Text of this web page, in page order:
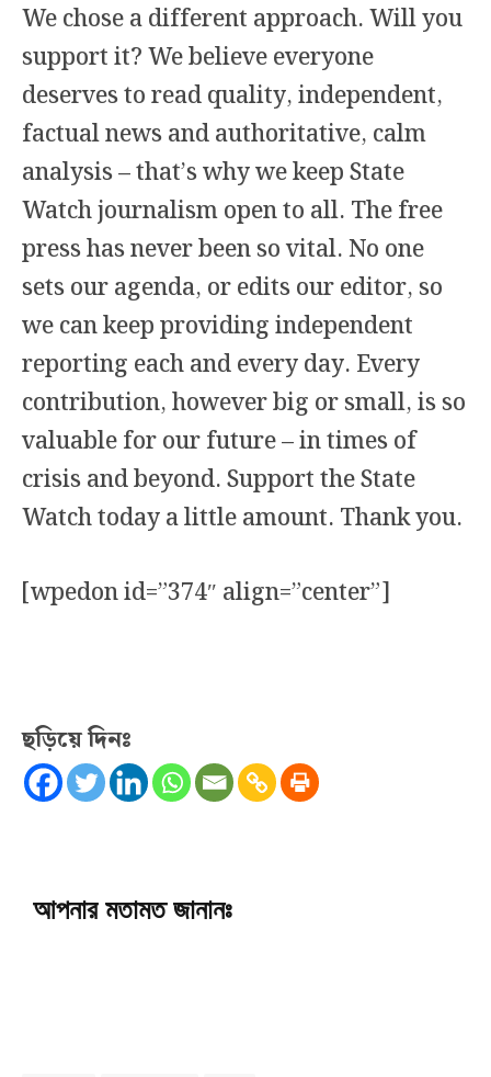
We chose a different approach. Will you
support it? We believe everyone
deserves to read quality, independent,
factual news and authoritative, calm
analysis – that’s why we keep State
Watch journalism open to all. The free
press has never been so vital. No one
sets our agenda, or edits our editor, so
we can keep providing independent
reporting each and every day. Every
contribution, however big or small, is so
valuable for our future – in times of
crisis and beyond. Support the State
Watch today a little amount. Thank you.
[wpedon id=”374″ align=”center”]
ছড়িয়ে দিনঃ
আপনার মতামত জানানঃ